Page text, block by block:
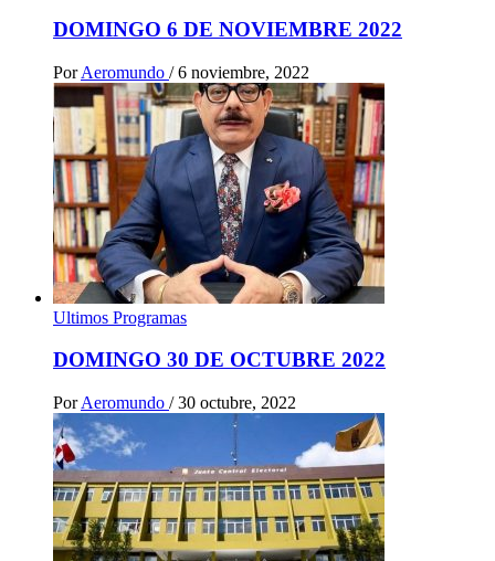
DOMINGO 6 DE NOVIEMBRE 2022
Por Aeromundo / 6 noviembre, 2022
Ultimos Programas
DOMINGO 30 DE OCTUBRE 2022
Por Aeromundo / 30 octubre, 2022